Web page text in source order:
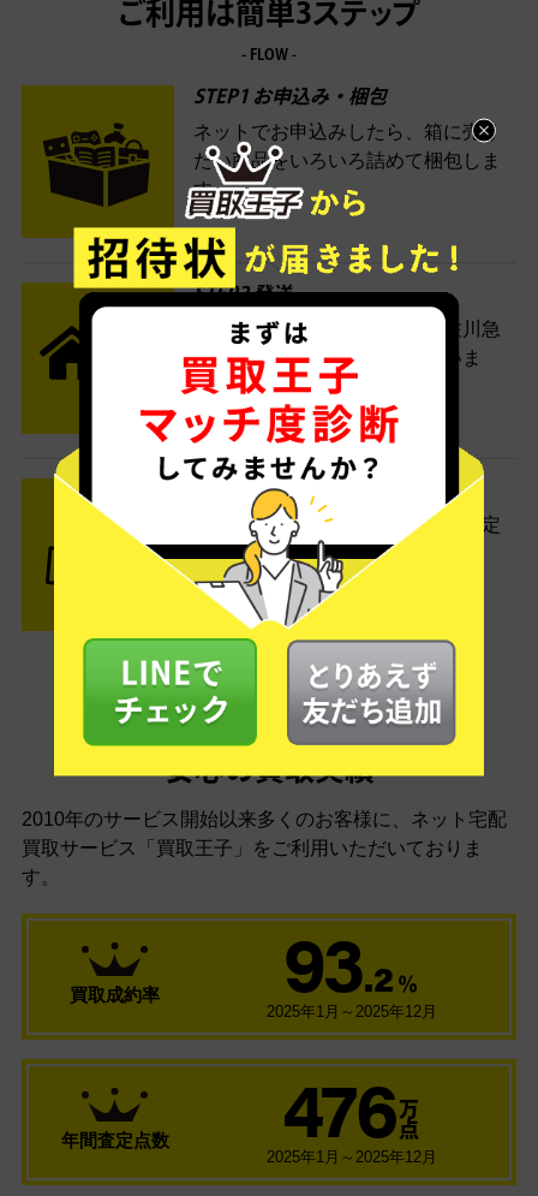
ご利用は簡単3ステップ
- FLOW -
STEP1 お申込み・梱包
ネットでお申込みしたら、箱に売り
たい商品をいろいろ詰めて梱包しま
す。
STEP2 発送
送料無料でご自宅から発送！佐川急
便がご自宅まで引き取りに伺いま
す。
STEP3 ご入金
査定結果はメールでお知らせ。査定
結果がOKなら金額をお支払い！
安心の買取実績
2010年のサービス開始以来多くのお客様に、 ネット宅配
買取サービス「買取王子」をご利用いただいておりま
す。
買取成約率 93.2 ％
2025年1月～2025年12月
年間査定点数 476 万
点
2025年1月～2025年12月